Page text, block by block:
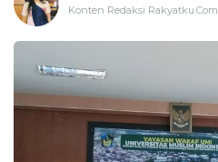
Konten Redaksi Rakyatku.Com